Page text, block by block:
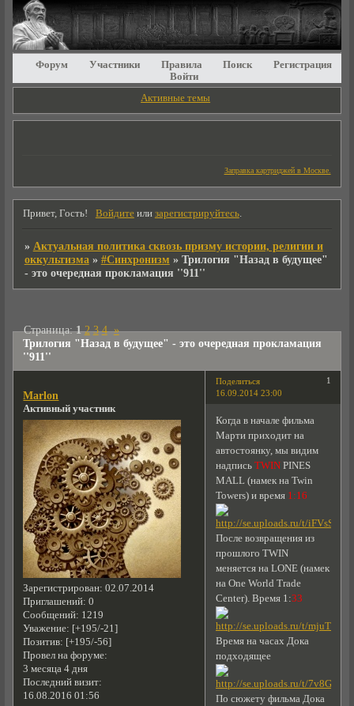
Форум Участники Правила Поиск
Регистрация
Войти
Активные темы
Заправка картриджей в Москве.
Привет, Гость! Войдитеили зарегистрируйтесь.
» Актуальная политика сквозь призму истории, религии и
оккультизма » #Синхронизм » Трилогия "Назад в будущее"
- это очередная прокламация ''911''
Трилогия "Назад в будущее" - это очередная прокламация
''911''
Страница:1 2 3 4 »
Поделиться
1
16.09.2014 23:00
Marlon
Активный участник
Зарегистрирован: 02.07.2014
Приглашений: 0
Сообщений: 1219
Уважение: [+195/-21]
Позитив: [+195/-56]
Провел на форуме:
3 месяца 4 дня
Последний визит:
16.08.2016 01:56
Когда в начале фильма
Марти приходит на
автостоянку, мы видим
надпись TWINPINES
MALL (намек на Twin
Towers) и время 1:16
После возвращения из
прошлого TWIN
меняется на LONE (намек
на One World Trade
Center). Время 1:33
Время на часах Дока
подходящее
По сюжету фильма Дока